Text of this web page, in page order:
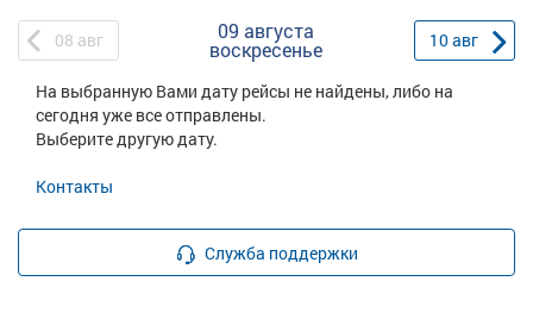
08 авг 09 августа
воскресенье 10авг
На выбранную Вами дату рейсы не найдены, либо на
сегодня уже все отправлены.
Выберите другую дату.
Контакты
Служба поддержки